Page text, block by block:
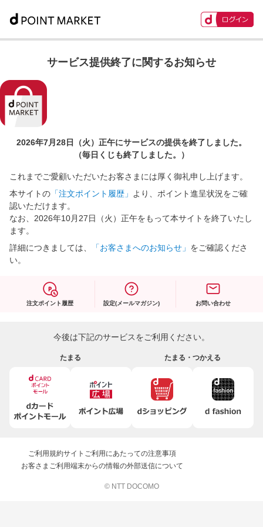
サービス提供終了に関するお知らせ
2026年7月28日（火）正午にサービスの提供を終了しました。
（毎日くじも終了しました。）
これまでご愛顧いただいたお客さまには厚く御礼申し上げます。
本サイトの 「注文ポイント履歴」
より、ポイント進呈状況をご確
認いただけます。
なお、2026年10月27日（火）正午をもって本サイトを終了いたし
ます。
詳細につきましては、
「お客さまへのお知らせ」 をご確認くださ
い。
注文ポイント履歴 設定(メールマガジン) お問い合わせ
今後は下記のサービスをご利用ください。
たまる たまる・つかえる
ご利用規約サイトご利用にあたっての注意事項
お客さまご利用端末からの情報の外部送信について
© NTT DOCOMO